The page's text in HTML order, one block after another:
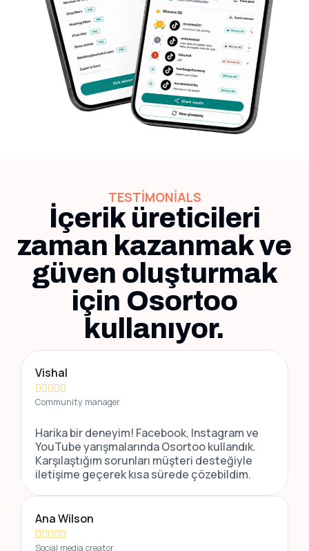
TESTIMONIALS
İçerik üreticileri
zaman kazanmak ve
güven oluşturmak
için Osortoo
kullanıyor.
Vishal
    
Community manager
Harika bir deneyim! Facebook, Instagram ve
YouTube yarışmalarında Osortoo kullandık.
Karşılaştığım sorunları müşteri desteğiyle
iletişime geçerek kısa sürede çözebildim.
Ana Wilson
    
Social media creator